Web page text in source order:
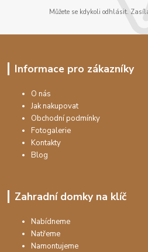
Můžete se kdykoli odhlásit.
Informace pro zákazníky
O nás
Jak nakupovat
Obchodní podmínky
Fotogalerie
Kontakty
Blog
Zahradní domky na klíč
Nabídneme
Natřeme
Namontujeme